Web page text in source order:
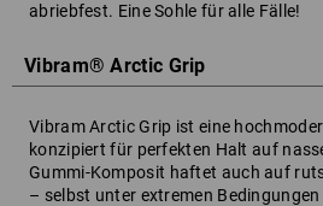
abriebfest. Eine Sohle für alle Fälle!
Vibram® Arctic Grip
Vibram Arctic Grip ist eine
konzipiert für perfekten Halt auf
Gummi-Komposit haftet auch auf
– selbst unter extremen